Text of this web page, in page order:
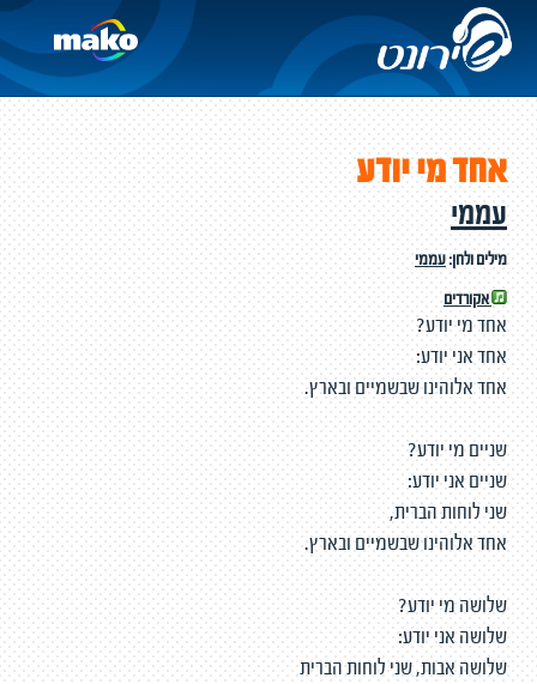
אחד מי יודע
עממי
מילים ולחן:עממי
אקורדים
אחד מי יודע?
אחד אני יודע:
אחד אלוהינו שבשמיים ובארץ.
שניים מי יודע?
שניים אני יודע:
שני לוחות הברית,
אחד אלוהינו שבשמיים ובארץ.
שלושה מי יודע?
שלושה אני יודע:
שלושה אבות, שני לוחות הברית